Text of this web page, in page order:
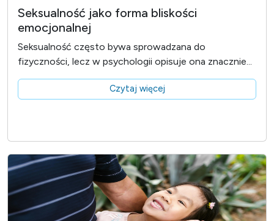
Seksualność jako forma bliskości
emocjonalnej
Seksualność często bywa sprowadzana do
fizyczności, lecz w psychologii opisuje ona znacznie...
Czytaj więcej